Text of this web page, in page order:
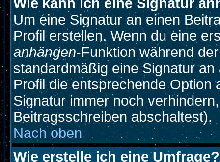
Wie kann ich eine Signatur
Um eine Signatur an einen
Profil erstellen. Wenn du eine
anhängen-Funktion während
standardmäßig eine Signatur
Profil die entsprechende Option
Signatur immer noch
Beitragsschreiben abschaltest).
Nach oben
Wie erstelle ich eine Umfrage?